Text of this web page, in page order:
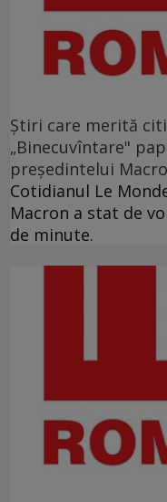
Ştiri care merită
„Binecuvîntare"
preşedintelui
Cotidianul Le
Macron a stat de
de minute.